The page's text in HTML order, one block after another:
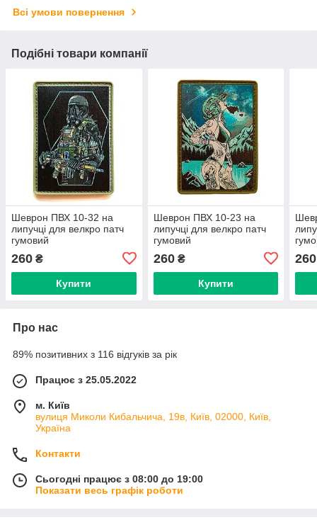
Всі умови повернення
Подібні товари компанії
Шеврон ПВХ 10-32 на
липучці для велкро патч
гумовий
260 ₴
Купити
Шеврон ПВХ 10-23 на
липучці для велкро патч
гумовий
260₴
Купити
260
Про нас
89% позитивних з 116 відгуків за рік
Працює з 25.05.2022
м. Київ
вулиця Миколи Кибальчича, 19в, Київ, 02000, Київ,
Україна
Контакти
Сьогодні працює з 08:00 до 19:00
Показати весь графік роботи